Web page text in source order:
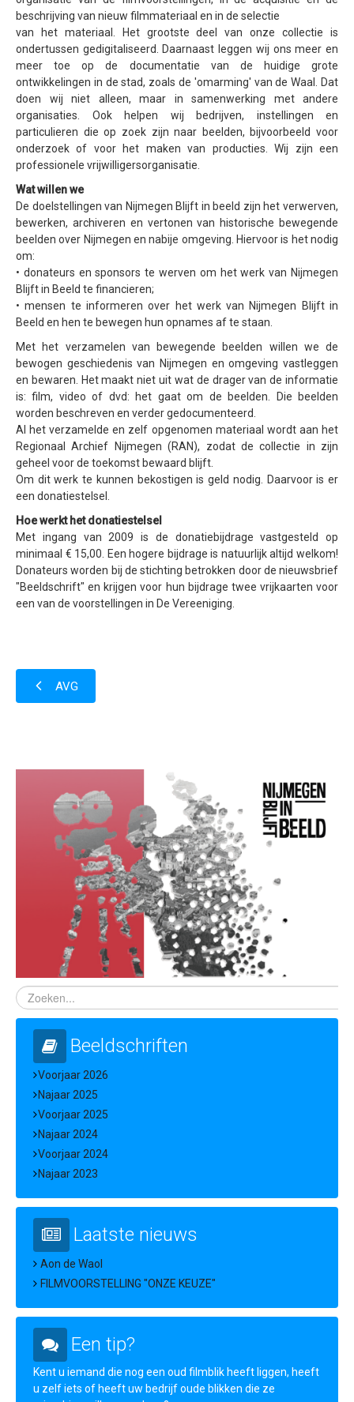
beschrijving van nieuw filmmateriaal en in de selectie
van het materiaal.
Het grootste deel van onze collectie is
ondertussen gedigitaliseerd. Daarnaast leggen wij ons meer en
meer toe op de documentatie van de huidige grote
ontwikkelingen in de stad, zoals de 'omarming' van de Waal.
Dat
doen wij niet alleen, maar in samenwerking met andere
organisaties. Ook helpen wij bedrijven, instellingen en
particulieren die op zoek zijn naar beelden, bijvoorbeeld voor
onderzoek of voor het maken van producties.Wij zijn een
professionele vrijwilligersorganisatie.
Wat willen we
De doelstellingen van Nijmegen Blijft in beeld zijn het verwerven,
bewerken, archiveren en vertonen van historische bewegende
beelden over Nijmegen en nabije omgeving. Hiervoor is het nodig
om:
• donateurs en sponsors te werven om het werk van Nijmegen
Blijft in Beeld te financieren;
• mensen te informeren over het werk van Nijmegen Blijft in
Beeld en hen te bewegen hun opnames af te staan.
Met het verzamelen van bewegende beelden willen we de
bewogen geschiedenis van Nijmegen en omgeving vastleggen
en bewaren.
Het maakt niet uit wat de drager van de informatie
is: film, video of dvd: het gaat om de beelden.
Die beelden
worden beschreven en verder gedocumenteerd.
Al het verzamelde en zelf opgenomen materiaal wordt aan het
Regionaal Archief Nijmegen (RAN), zodat de collectie in zijn
geheel voor de toekomst bewaard blijft.
Om dit werk te kunnen bekostigen is geld nodig.
Daarvoor is er
een donatiestelsel.
Hoe werkt het donatiestelsel
Met ingang van 2009 is de donatiebijdrage vastgesteld op
minimaal € 15,00.
Een hogere bijdrage is natuurlijk altijd welkom!
Donateurs worden bij de stichting betrokken door de nieuwsbrief
"Beeldschrift" en krijgen voor hun bijdrage twee vrijkaarten voor
een van de voorstellingen in De Vereeniging.
AVG
Beeldschriften
Voorjaar 2026
Najaar 2025
Voorjaar 2025
Najaar 2024
Voorjaar 2024
Najaar 2023
Laatste nieuws
Aon de Waol
FILMVOORSTELLING "ONZE KEUZE"
Een tip?
Kent u iemand die nog een oud filmblik heeft liggen, heeft
u zelf iets of heeft uw bedrijf oude blikken die ze